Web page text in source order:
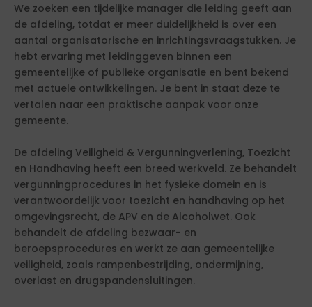
We zoeken een tijdelijke manager die leiding geeft aan
de afdeling, totdat er meer duidelijkheid is over een
aantal organisatorische en inrichtingsvraagstukken. Je
hebt ervaring met leidinggeven binnen een
gemeentelijke of publieke organisatie en bent bekend
met actuele ontwikkelingen. Je bent in staat deze te
vertalen naar een praktische aanpak voor onze
gemeente.
De afdeling Veiligheid & Vergunningverlening, Toezicht
en Handhaving heeft een breed werkveld. Ze behandelt
vergunningprocedures in het fysieke domein en is
verantwoordelijk voor toezicht en handhaving op het
omgevingsrecht, de APV en de Alcoholwet. Ook
behandelt de afdeling bezwaar- en
beroepsprocedures en werkt ze aan gemeentelijke
veiligheid, zoals rampenbestrijding, ondermijning,
overlast en drugspandensluitingen.